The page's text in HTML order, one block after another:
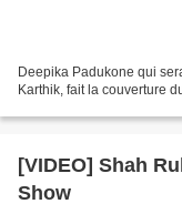
Deepika Padukone qui
Karthik, fait la couverture
[VIDEO] Shah
Show